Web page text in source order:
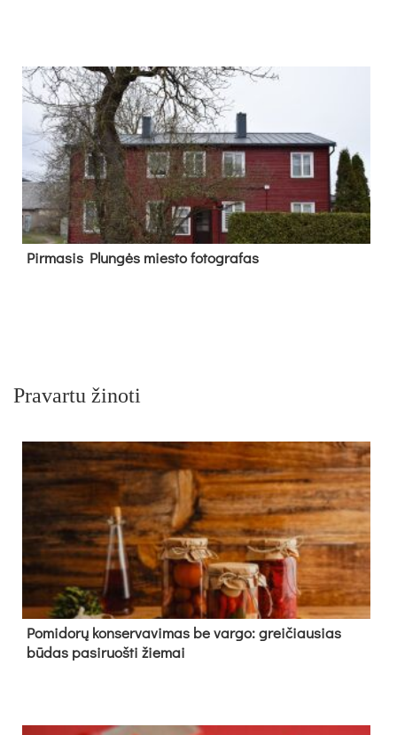
Pir­ma­sis Plun­gės mies­to fo­tog­ra­fas
Pravartu žinoti
Pomidorų konservavimas be vargo: greičiausias
būdas pasiruošti žiemai